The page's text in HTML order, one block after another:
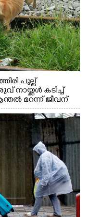
പുല്ല്
കടിച്ച്
മറന്ന് ജീവന്
വാത്തുരുത്തിയിൽ